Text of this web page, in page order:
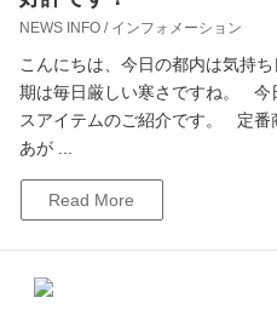
NEWS INFO / インフォメーション
こんにちは、今日の都内は気持
期は毎日厳しい寒さですね。 今
スアイテムのご紹介です。 定番
あが ...
Read More